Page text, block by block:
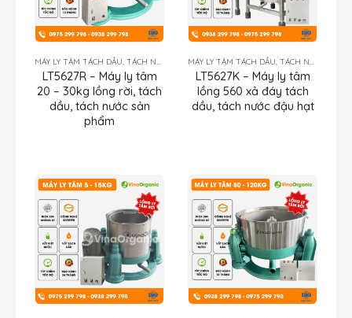
MÁY LY TÂM TÁCH DẦU, TÁCH NƯỚC
LT5627R – Máy ly tâm
20 – 30kg lồng rời, tách
dầu, tách nước sản
phẩm
MÁY LY TÂM TÁCH DẦU, TÁCH NƯỚC
LT5627K – Máy ly tâm
lồng 560 xả đáy tách
dầu, tách nước đậu hạt